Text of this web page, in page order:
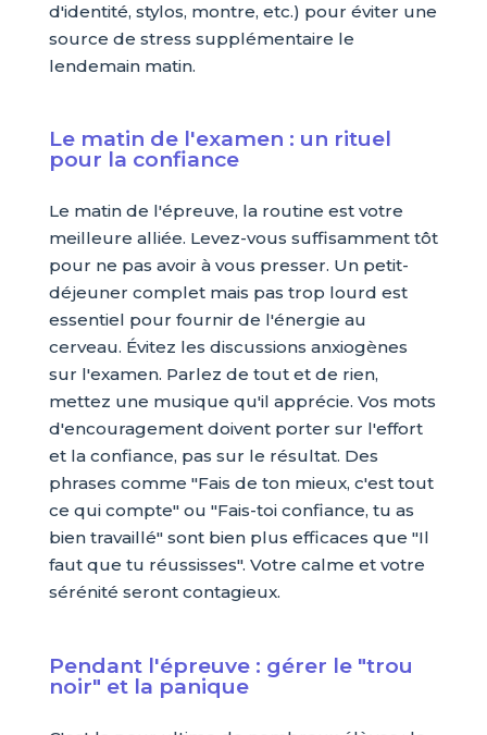
d'identité, stylos, montre, etc.) pour éviter une
source de stress supplémentaire le
lendemain matin.
Le matin de l'examen : un rituel
pour la confiance
Le matin de l'épreuve, la routine est votre
meilleure alliée. Levez-vous suffisamment tôt
pour ne pas avoir à vous presser. Un petit-
déjeuner complet mais pas trop lourd est
essentiel pour fournir de l'énergie au
cerveau. Évitez les discussions anxiogènes
sur l'examen. Parlez de tout et de rien,
mettez une musique qu'il apprécie. Vos mots
d'encouragement doivent porter sur l'effort
et la confiance, pas sur le résultat. Des
phrases comme "Fais de ton mieux, c'est tout
ce qui compte" ou "Fais-toi confiance, tu as
bien travaillé" sont bien plus efficaces que "Il
faut que tu réussisses". Votre calme et votre
sérénité seront contagieux.
Pendant l'épreuve : gérer le "trou
noir" et la panique